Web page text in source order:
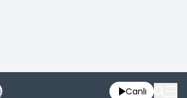
Canlı